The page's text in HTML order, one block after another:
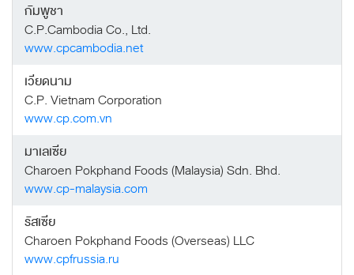
กัมพูชา
C.P.Cambodia Co., Ltd.
www.cpcambodia.net
เวียดนาม
C.P. Vietnam Corporation
www.cp.com.vn
มาเลเซีย
Charoen Pokphand Foods (Malaysia) Sdn. Bhd.
www.cp-malaysia.com
รัสเซีย
Charoen Pokphand Foods (Overseas) LLC
www.cpfrussia.ru